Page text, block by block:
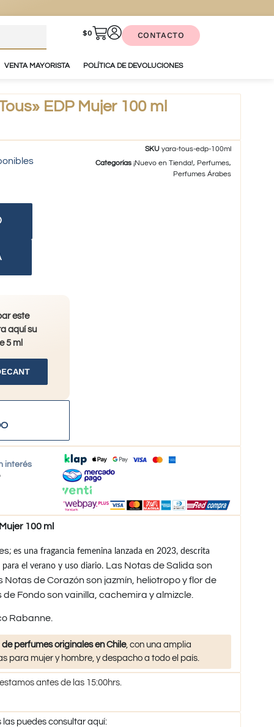
$0 CONTACTO
VENTA MAYORISTA POLÍTICA DE DEVOLUCIONES
EDP Mujer 100 ml
este
aquí su
5 ml
SKUyara-tous-edp-100ml
Categorías ¡Nuevo en Tienda!, Perfumes,
Perfumes Árabes
interés
100 ml
es una fragancia femenina lanzada en 2023, descrita
el verano y uso diario. Las Notas de Salida son
de Corazón son jazmín, heliotropo y flor de
Fondo son vainilla, cachemira y almizcle.
Rabanne.
perfumes originales en Chile, con una amplia
para mujer y hombre, y despacho a todo el país.
estamos antes de las 15:00hrs.
puedes consultar aquí: